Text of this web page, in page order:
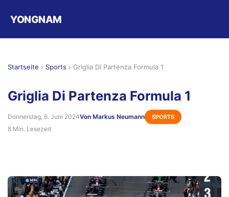
YONGNAM
Startseite › Sports › Griglia Di Partenza Formula 1
Griglia Di Partenza Formula 1
Donnerstag, 6. Juni 2024Von Markus Neumann SPORTS
8 Min. Lesezeit